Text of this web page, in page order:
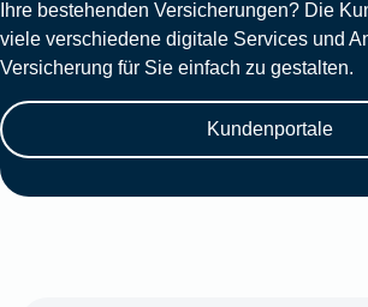
Ihre bestehenden Versicherungen? Die
viele verschiedene digitale Services und
Versicherung für Sie einfach zu gestalten.
Kundenportale